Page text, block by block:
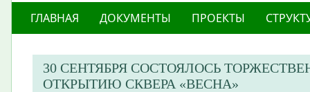
ГЛАВНАЯ ДОКУМЕНТЫ ПРОЕКТЫ
30 СЕНТЯБРЯ СОСТОЯЛОСЬ
ОТКРЫТИЮ СКВЕРА «ВЕСНА»